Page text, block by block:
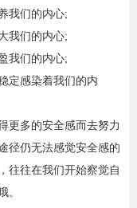
我们的内心;
我们的内心;
我们的内心;
定感染着我们的内
更多的安全感而去努力
径仍无法感觉安全感的
往往在我们开始察觉自
。